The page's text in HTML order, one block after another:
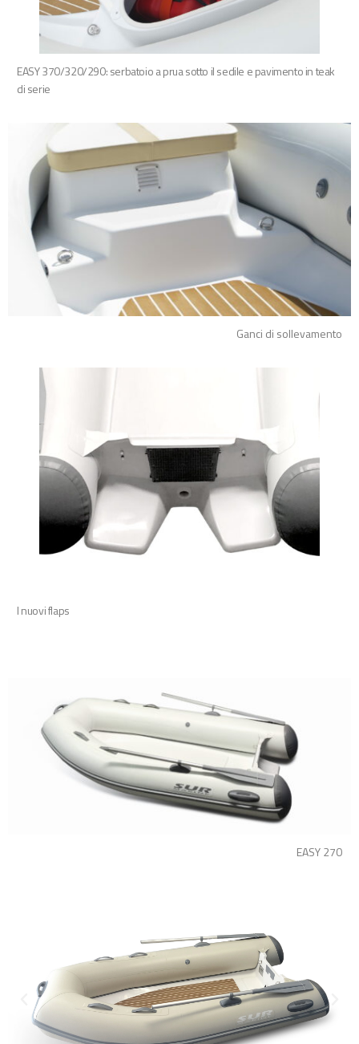
EASY 370/320/290: serbatoio a prua sotto il sedile e pavimento in teak
di serie
Ganci di sollevamento
I nuovi flaps
EASY 270